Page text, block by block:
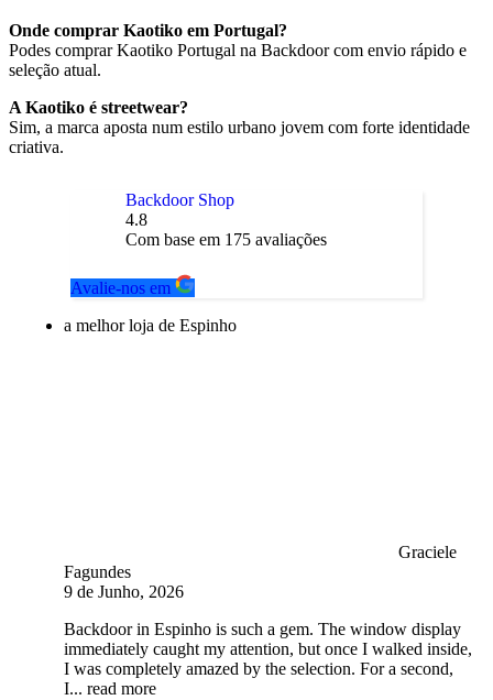
Onde comprar Kaotiko em Portugal?
Podes comprar Kaotiko Portugal na Backdoor com envio rápido e
seleção atual.
A Kaotiko é streetwear?
Sim, a marca aposta num estilo urbano jovem com forte identidade
criativa.
Backdoor Shop
4.8
Com base em 175 avaliações
Avalie-nos em
a melhor loja de Espinho
Graciele
Fagundes
9 de Junho, 2026
Backdoor in Espinho is such a gem. The window display
immediately caught my attention, but once I walked inside,
I was completely amazed by the selection. For a second,
I... read more